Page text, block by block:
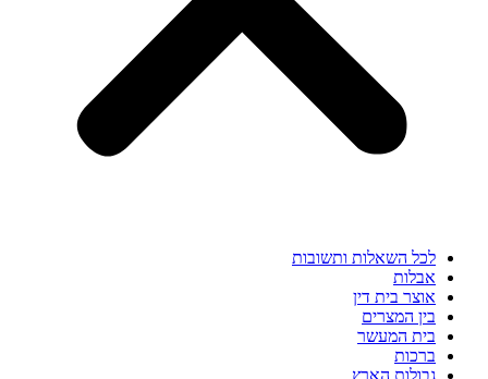
לכל השאלות ותשובות
אבלות
אוצר בית דין
בין המצרים
בית המעשר
ברכות